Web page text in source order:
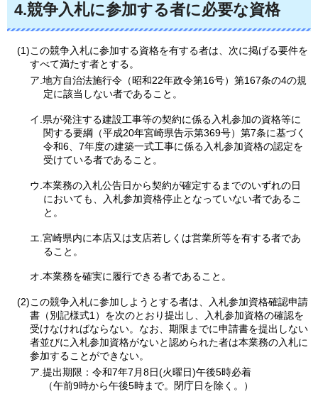
4.競争入札に参加する者に必要な資格
(1)この競争入札に参加する資格を有する者は、次に掲げる要件を
すべて満たす者とする。
ア.地方自治法施行令（昭和22年政令第16号）第167条の4の規
定に該当しない者であること。
イ.県が発注する建設工事等の契約に係る入札参加の資格等に
関する要綱（平成20年宮崎県告示第369号）第7条に基づく
令和6、7年度の建築一式工事に係る入札参加資格の認定を
受けている者であること。
ウ.本業務の入札公告日から契約が確定するまでのいずれの日
においても、入札参加資格停止となっていない者であるこ
と。
エ.宮崎県内に本店又は支店若しくは営業所等を有する者であ
ること。
オ.本業務を確実に履行できる者であること。
(2)この競争入札に参加しようとする者は、入札参加資格確認申請
書（別記様式1）を次のとおり提出し、入札参加資格の確認を
受けなければならない。なお、期限までに申請書を提出しない
者並びに入札参加資格がないと認められた者は本業務の入札に
参加することができない。
ア.提出期限：令和7年7月8日(火曜日)午後5時必着
（午前9時から午後5時まで。閉庁日を除く。）